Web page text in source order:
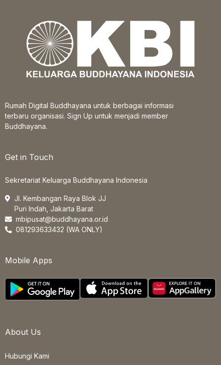
Rumah Digital Buddhayana untuk berbagai informasi
terbaru organisasi. Sign Up untuk menjadi member
Buddhayana.
Get in Touch
Sekretariat Keluarga Buddhayana Indonesia
Jl. Kembangan Raya Blok JJ
Puri Indah, Jakarta Barat
mbipusat@buddhayana.or.id
081293633432 (WA ONLY)
Mobile Apps
About Us
Hubungi Kami